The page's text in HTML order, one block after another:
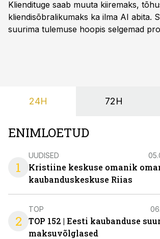
Kliendituge saab muuta kiiremaks,
kliendisõbralikumaks ka ilma AI abita.
suurima tulemuse hoopis selgemad
24H 72H
ENIMLOETUD
1
UUDISED
Kristiine keskuse omanik
kaubanduskeskuse Riias
2
TOP
TOP 152 | Eesti kaubanduse
maksuvõlglased